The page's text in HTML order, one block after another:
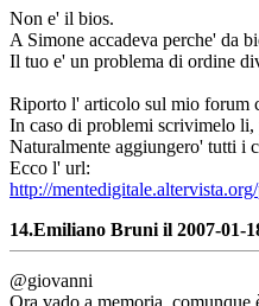
Non e' il bios.
A Simone accadeva perche' da
Il tuo e' un problema di ordine
Riporto l' articolo sul mio forum
In caso di problemi scrivimelo li,
Naturalmente aggiungero' tutti i
Ecco l' url:
http://
14.Emiliano Bruni il 2007-01-
@giovanni
Ora vado a memoria,